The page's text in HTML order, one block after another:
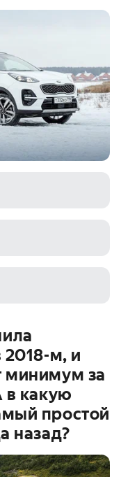
2018-м, и
минимум за
в какую
простой
назад?